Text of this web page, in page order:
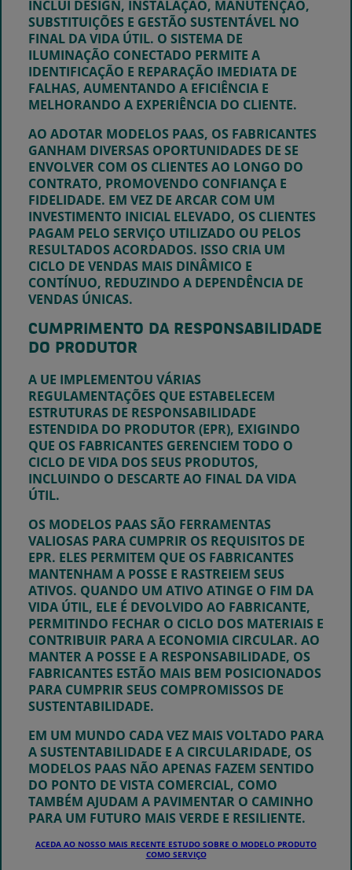
INCLUI DESIGN, INSTALAÇÃO, MANUTENÇÃO,
SUBSTITUIÇÕES E GESTÃO SUSTENTÁVEL NO
FINAL DA VIDA ÚTIL. O SISTEMA DE
ILUMINAÇÃO CONECTADO PERMITE A
IDENTIFICAÇÃO E REPARAÇÃO IMEDIATA DE
FALHAS, AUMENTANDO A EFICIÊNCIA E
MELHORANDO A EXPERIÊNCIA DO CLIENTE.
AO ADOTAR MODELOS PAAS, OS FABRICANTES
GANHAM DIVERSAS OPORTUNIDADES DE SE
ENVOLVER COM OS CLIENTES AO LONGO DO
CONTRATO, PROMOVENDO CONFIANÇA E
FIDELIDADE. EM VEZ DE ARCAR COM UM
INVESTIMENTO INICIAL ELEVADO, OS CLIENTES
PAGAM PELO SERVIÇO UTILIZADO OU PELOS
RESULTADOS ACORDADOS. ISSO CRIA UM
CICLO DE VENDAS MAIS DINÂMICO E
CONTÍNUO, REDUZINDO A DEPENDÊNCIA DE
VENDAS ÚNICAS.
CUMPRIMENTO DA RESPONSABILIDADE
DO PRODUTOR
A UE IMPLEMENTOU VÁRIAS
REGULAMENTAÇÕES QUE ESTABELECEM
ESTRUTURAS DE RESPONSABILIDADE
ESTENDIDA DO PRODUTOR (EPR), EXIGINDO
QUE OS FABRICANTES GERENCIEM TODO O
CICLO DE VIDA DOS SEUS PRODUTOS,
INCLUINDO O DESCARTE AO FINAL DA VIDA
ÚTIL.
OS MODELOS PAAS SÃO FERRAMENTAS
VALIOSAS PARA CUMPRIR OS REQUISITOS DE
EPR. ELES PERMITEM QUE OS FABRICANTES
MANTENHAM A POSSE E RASTREIEM SEUS
ATIVOS. QUANDO UM ATIVO ATINGE O FIM DA
VIDA ÚTIL, ELE É DEVOLVIDO AO FABRICANTE,
PERMITINDO FECHAR O CICLO DOS MATERIAIS E
CONTRIBUIR PARA A ECONOMIA CIRCULAR. AO
MANTER A POSSE E A RESPONSABILIDADE, OS
FABRICANTES ESTÃO MAIS BEM POSICIONADOS
PARA CUMPRIR SEUS COMPROMISSOS DE
SUSTENTABILIDADE.
EM UM MUNDO CADA VEZ MAIS VOLTADO PARA
A SUSTENTABILIDADE E A CIRCULARIDADE, OS
MODELOS PAAS NÃO APENAS FAZEM SENTIDO
DO PONTO DE VISTA COMERCIAL, COMO
TAMBÉM AJUDAM A PAVIMENTAR O CAMINHO
PARA UM FUTURO MAIS VERDE E RESILIENTE.
ACEDA AO NOSSO MAIS RECENTE ESTUDO SOBRE O MODELO PRODUTO
COMO SERVIÇO